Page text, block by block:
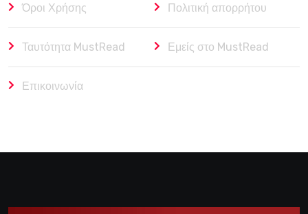
Όροι Χρήσης Πολιτική απορρήτου
Ταυτότητα MustRead Εμείς στο MustRead
Επικοινωνία